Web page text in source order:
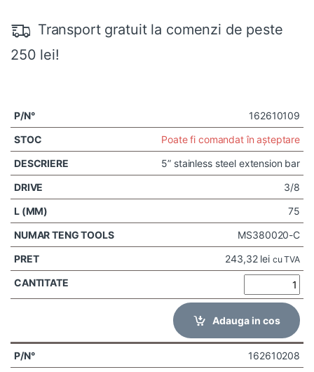
Transport gratuit la comenzi de peste
250 lei!
162610109
Poate fi comandat în așteptare
5” stainless steel extension bar
3/8
75
MS380020-C
243,32 lei cu TVA
Adauga in cos
162610208